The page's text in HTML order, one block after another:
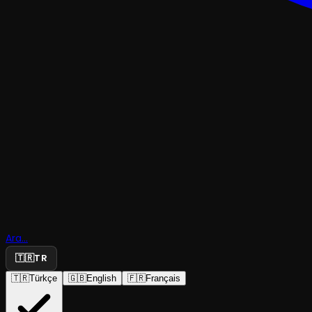
Ara...
🇹🇷TR
🇹🇷Türkçe 🇬🇧English 🇫🇷Français
Siz Ne